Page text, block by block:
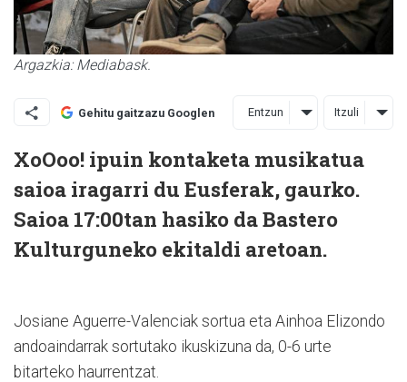
Argazkia: Mediabask.
Gehitu gaitzazu Googlen Entzun Itzuli
XoOoo! ipuin kontaketa musikatua
saioa iragarri du Eusferak, gaurko.
Saioa 17:00tan hasiko da Bastero
Kulturguneko ekitaldi aretoan.
Josiane Aguerre-Valenciak sortua eta Ainhoa Elizondo
andoaindarrak sortutako ikuskizuna da, 0-6 urte
bitarteko haurrentzat.